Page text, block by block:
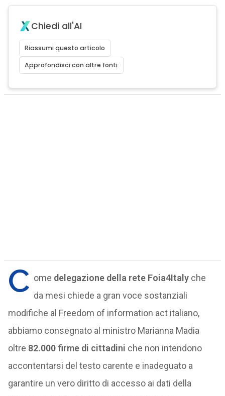
Chiedi all'AI
Riassumi questo articolo
Approfondisci con altre fonti
C ome delegazione della rete Foia4Italyche
da mesi chiede a gran voce sostanziali
modifiche al Freedom of information act italiano,
abbiamo consegnato al ministro Marianna Madia
oltre 82.000 firme di cittadini che non intendono
accontentarsi del testo carente e inadeguato a
garantire un vero diritto di accesso ai dati della